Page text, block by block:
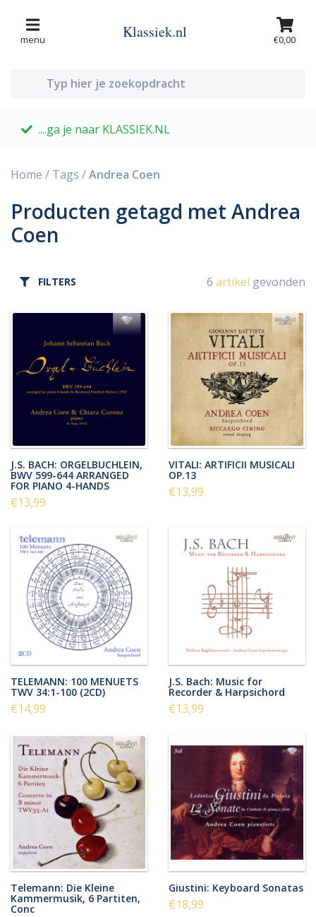
menu Klassiek.nl €0,00
....ga je naar KLASSIEK.NL
Home / Tags /Andrea Coen
Producten getagd met Andrea
Coen
FILTERS 6 artikel gevonden
J.S. BACH: ORGELBUCHLEIN,
BWV 599-644 ARRANGED
FOR PIANO 4-HANDS
€13,99
VITALI: ARTIFICII MUSICALI
OP.13
€13,99
TELEMANN: 100 MENUETS
TWV 34:1-100 (2CD)
€14,99
J.S. Bach: Music for
Recorder & Harpsichord
€13,99
Telemann: Die Kleine
Kammermusik, 6 Partiten,
Conc
Giustini: Keyboard Sonatas
€18,99